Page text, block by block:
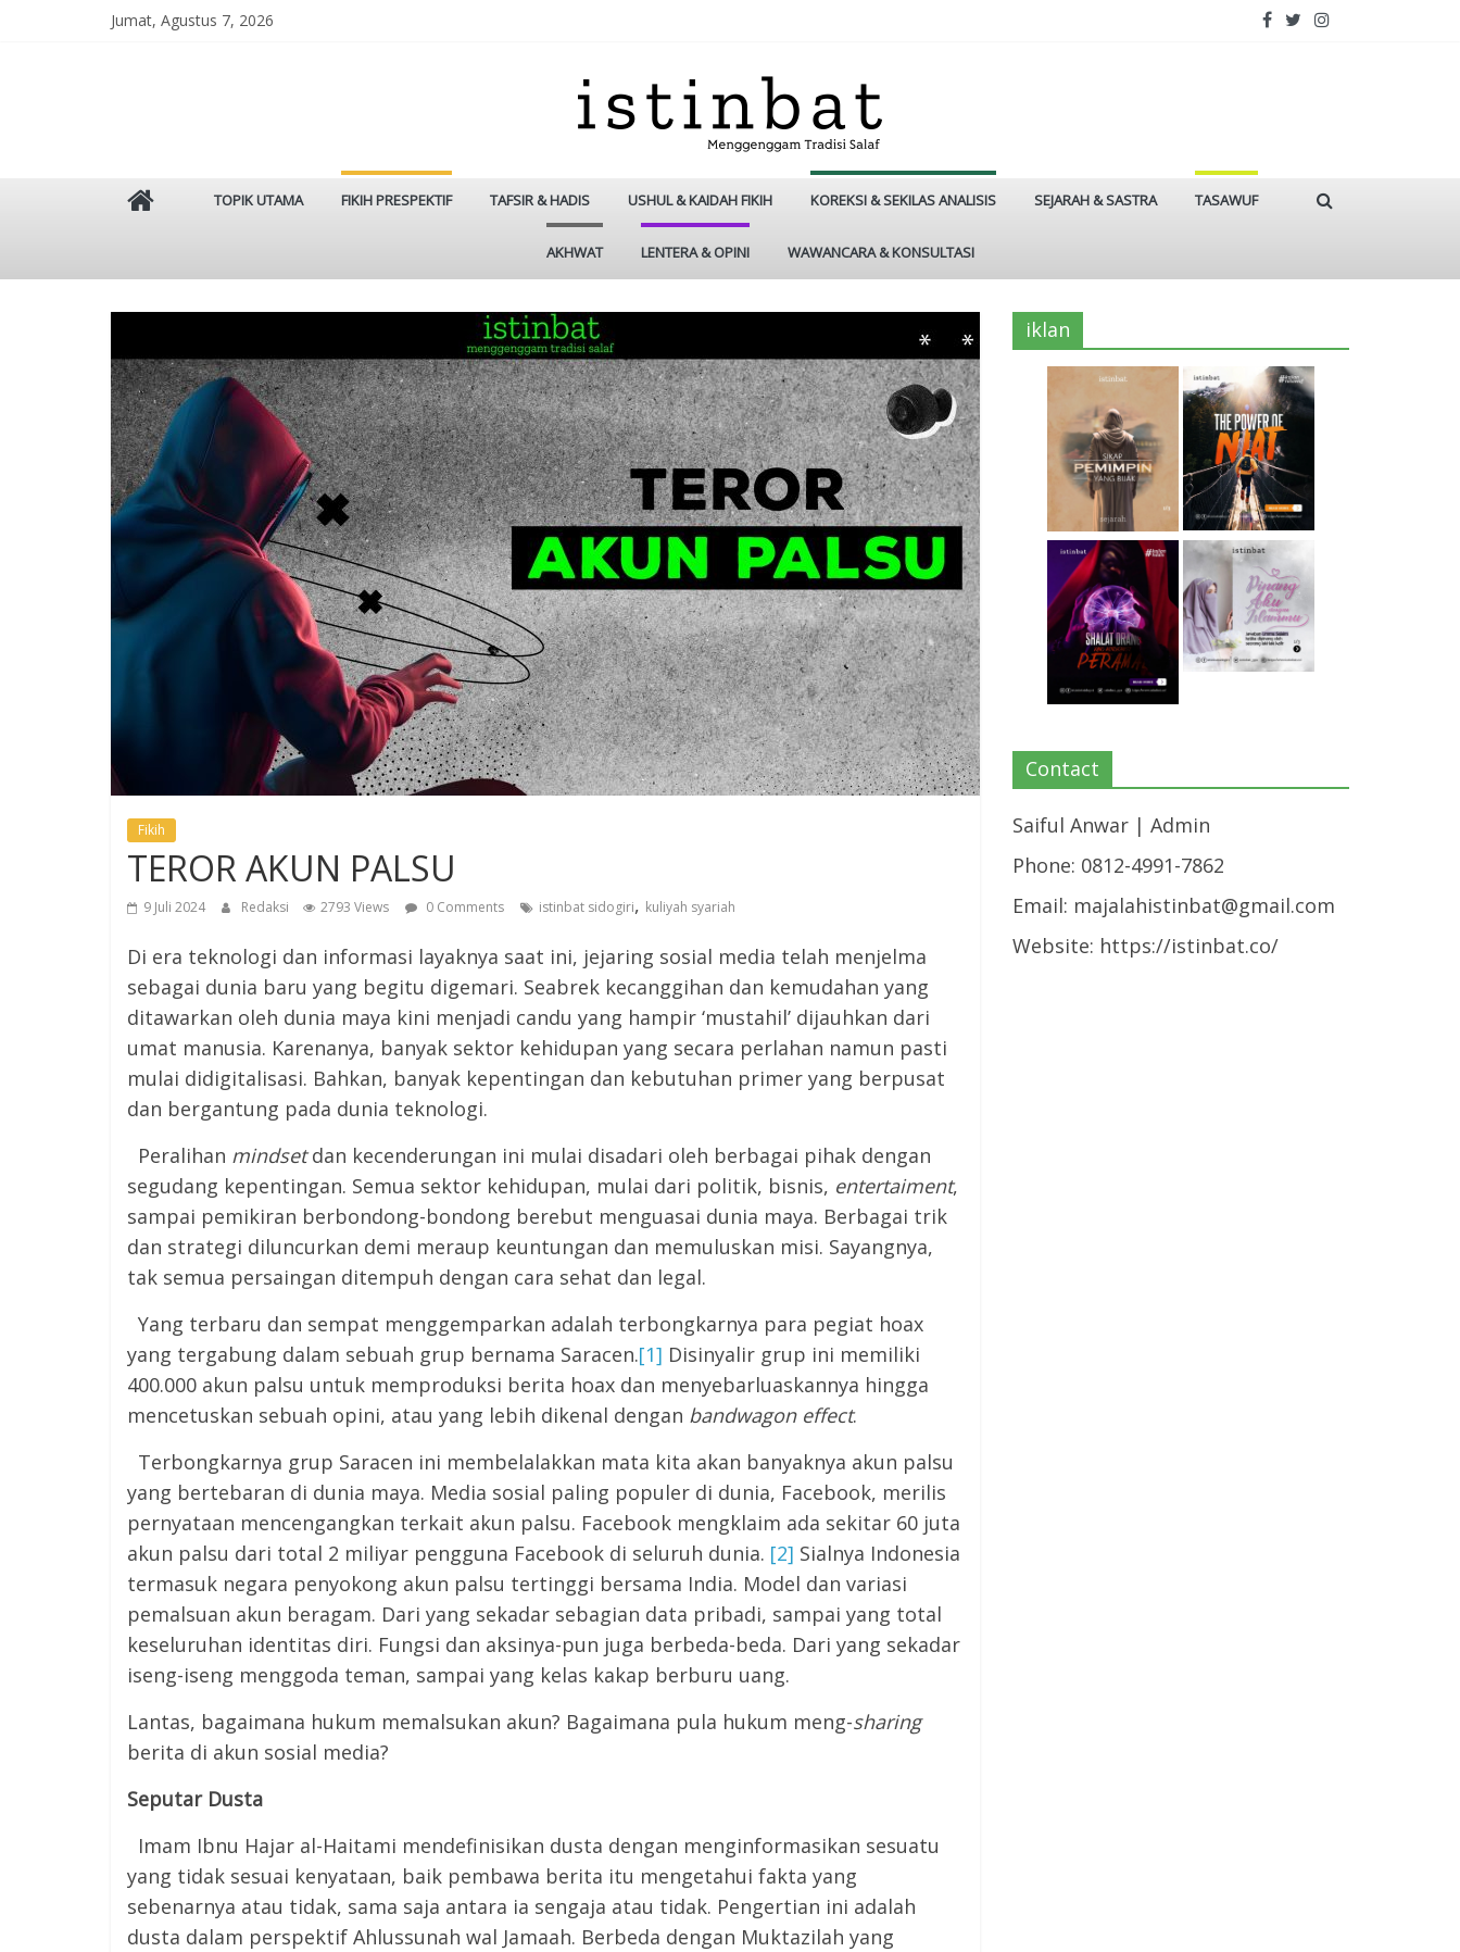
Jumat, Agustus 7, 2026
Istinbat
Salaf
TOPIK UTAMA FIKIH PRESPEKTIF TAFSIR & HADIS USHUL & KAIDAH FIKIH KOREKSI & SEKILAS ANALISIS SEJARAH & SASTRA TASAWUF
AKHWAT LENTERA & OPINI WAWANCARA & KONSULTASI
Fikih
TEROR AKUN PALSU
9 Juli 2024 Redaksi 2793 Views 0 Comments istinbat sidogiri, kuliyah syariah
Di era teknologi dan informasi layaknya saat ini, jejaring sosial media telah menjelma
sebagai dunia baru yang begitu digemari. Seabrek kecanggihan dan kemudahan yang
ditawarkan oleh dunia maya kini menjadi candu yang hampir ‘mustahil’ dijauhkan dari
umat manusia. Karenanya, banyak sektor kehidupan yang secara perlahan namun pasti
mulai didigitalisasi. Bahkan, banyak kepentingan dan kebutuhan primer yang berpusat
dan bergantung pada dunia teknologi.
Peralihan mindsetdan kecenderungan ini mulai disadari oleh berbagai pihak dengan
segudang kepentingan. Semua sektor kehidupan, mulai dari politik, bisnis, entertaiment,
sampai pemikiran berbondong-bondong berebut menguasai dunia maya. Berbagai trik
dan strategi diluncurkan demi meraup keuntungan dan memuluskan misi. Sayangnya,
tak semua persaingan ditempuh dengan cara sehat dan legal.
Yang terbaru dan sempat menggemparkan adalah terbongkarnya para pegiat hoax
yang tergabung dalam sebuah grup bernama Saracen.[1] Disinyalir grup ini memiliki
400.000 akun palsu untuk memproduksi berita hoax dan menyebarluaskannya hingga
mencetuskan sebuah opini, atau yang lebih dikenal dengan bandwagon effect.
Terbongkarnya grup Saracen ini membelalakkan mata kita akan banyaknya akun palsu
yang bertebaran di dunia maya. Media sosial paling populer di dunia, Facebook, merilis
pernyataan mencengangkan terkait akun palsu. Facebook mengklaim ada sekitar 60 juta
akun palsu dari total 2 miliyar pengguna Facebook di seluruh dunia. [2] Sialnya Indonesia
termasuk negara penyokong akun palsu tertinggi bersama India. Model dan variasi
pemalsuan akun beragam. Dari yang sekadar sebagian data pribadi, sampai yang total
keseluruhan identitas diri. Fungsi dan aksinya-pun juga berbeda-beda. Dari yang sekadar
iseng-iseng menggoda teman, sampai yang kelas kakap berburu uang.
Lantas, bagaimana hukum memalsukan akun? Bagaimana pula hukum meng-sharing
berita di akun sosial media?
Seputar Dusta
Imam Ibnu Hajar al-Haitami mendefinisikan dusta dengan menginformasikan sesuatu
yang tidak sesuai kenyataan, baik pembawa berita itu mengetahui fakta yang
sebenarnya atau tidak, sama saja antara ia sengaja atau tidak. Pengertian ini adalah
dusta dalam perspektif Ahlussunah wal Jamaah. Berbeda dengan Muktazilah yang
iklan
Contact
Saiful Anwar | Admin
Phone: 0812-4991-7862
Email: majalahistinbat@gmail.com
Website: https://istinbat.co/